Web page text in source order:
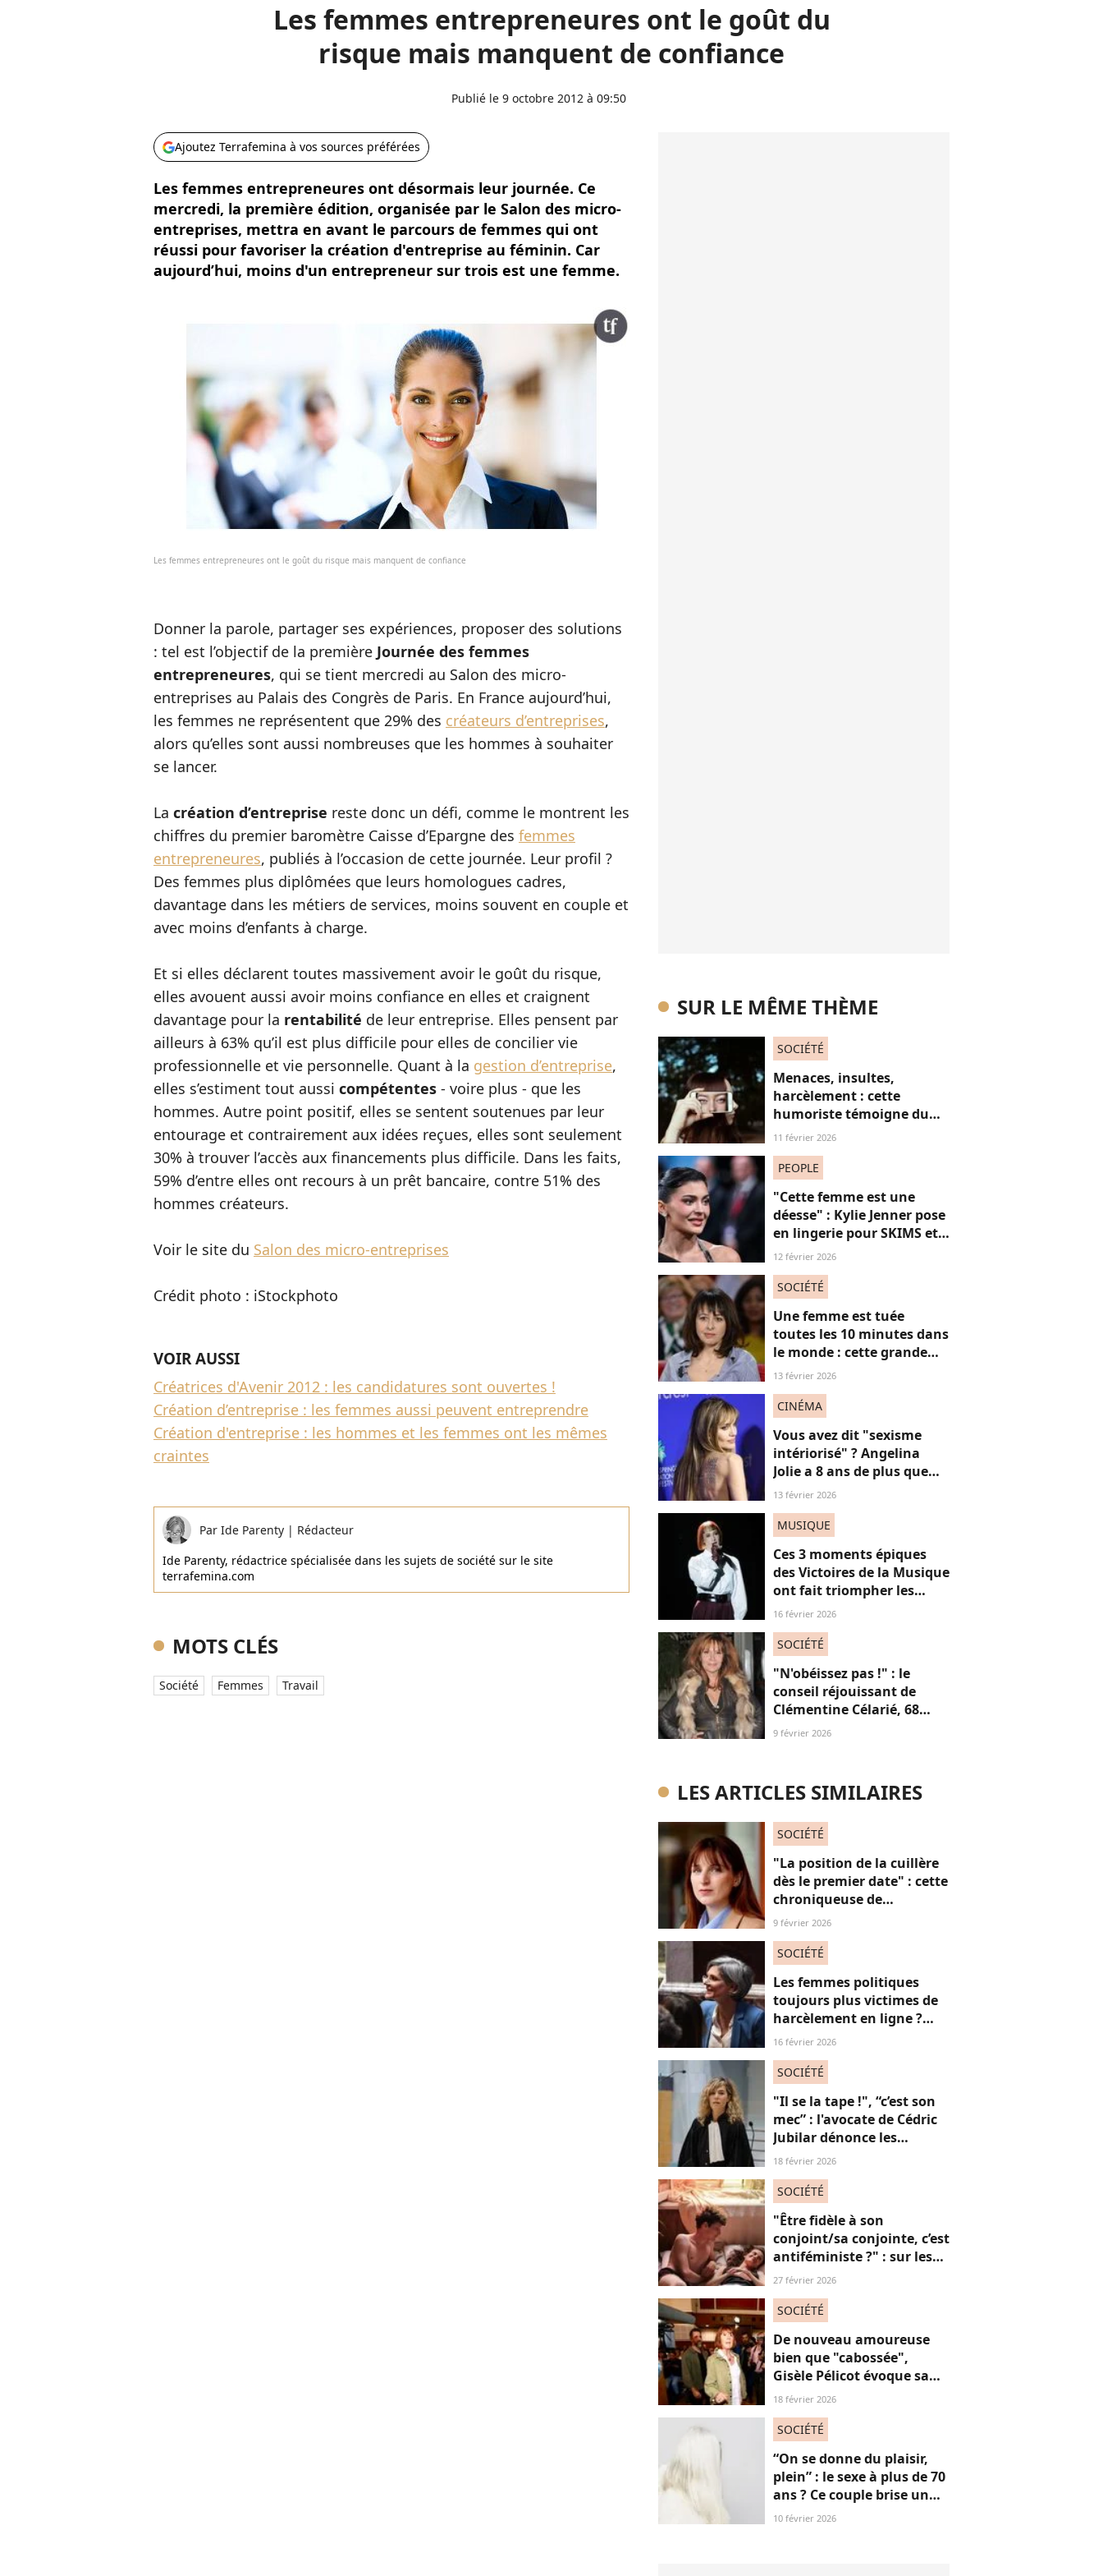
Les femmes entrepreneures ont le goût du
risque mais manquent de confiance
Publié le 9 octobre 2012 à 09:50
Ajoutez Terrafemina à vos sources préférées
Les femmes entrepreneures ont désormais leur journée. Ce
mercredi, la première édition, organisée par le Salon des micro-
entreprises, mettra en avant le parcours de femmes qui ont
réussi pour favoriser la création d'entreprise au féminin. Car
aujourd’hui, moins d'un entrepreneur sur trois est une femme.
Les femmes entrepreneures ont le goût du risque mais manquent de confiance
Donner la parole, partager ses expériences, proposer des solutions
: tel est l’objectif de la première Journée des femmes
entrepreneures, qui se tient mercredi au Salon des micro-
entreprises au Palais des Congrès de Paris. En France aujourd’hui,
les femmes ne représentent que 29% des créateurs d’entreprises,
alors qu’elles sont aussi nombreuses que les hommes à souhaiter
se lancer.
La création d’entreprise reste donc un défi, comme le montrent les
chiffres du premier baromètre Caisse d’Epargne des femmes
entrepreneures, publiés à l’occasion de cette journée. Leur profil ?
Des femmes plus diplômées que leurs homologues cadres,
davantage dans les métiers de services, moins souvent en couple et
avec moins d’enfants à charge.
Et si elles déclarent toutes massivement avoir le goût du risque,
elles avouent aussi avoir moins confiance en elles et craignent
davantage pour la rentabilité de leur entreprise. Elles pensent par
ailleurs à 63% qu’il est plus difficile pour elles de concilier vie
professionnelle et vie personnelle. Quant à la gestion d’entreprise,
elles s’estiment tout aussi compétentes - voire plus - que les
hommes. Autre point positif, elles se sentent soutenues par leur
entourage et contrairement aux idées reçues, elles sont seulement
30% à trouver l’accès aux financements plus difficile. Dans les faits,
59% d’entre elles ont recours à un prêt bancaire, contre 51% des
hommes créateurs.
Voir le site du Salon des micro-entreprises
Crédit photo : iStockphoto
VOIR AUSSI
Créatrices d'Avenir 2012 : les candidatures sont ouvertes !
Création d’entreprise : les femmes aussi peuvent entreprendre
Création d'entreprise : les hommes et les femmes ont les mêmes
craintes
Par Ide Parenty | Rédacteur
Ide Parenty, rédactrice spécialisée dans les sujets de société sur le site
terrafemina.com
MOTS CLÉS
Société Femmes Travail
SUR LE MÊME THÈME
SOCIÉTÉ
Menaces, insultes,
harcèlement : cette
humoriste témoigne du
sort des femmes sur les
11 février 2026
PEOPLE
"Cette femme est une
déesse" : Kylie Jenner pose
en lingerie pour SKIMS et
subjugue les internautes
12 février 2026
SOCIÉTÉ
Une femme est tuée
toutes les 10 minutes dans
le monde : cette grande
actrice et amie de Marie
fléau des féminicides
13 février 2026
CINÉMA
Vous avez dit "sexisme
intériorisé" ? Angelina
Jolie a 8 ans de plus que
Louis Garrel, son
rouges, et ça dérange... les
13 février 2026
MUSIQUE
Ces 3 moments épiques
des Victoires de la Musique
ont fait triompher les
femmes, mais surtout le
16 février 2026
SOCIÉTÉ
"N'obéissez pas !" : le
conseil réjouissant de
Clémentine Célarié, 68
ans, aux jeunes femmes
9 février 2026
LES ARTICLES SIMILAIRES
SOCIÉTÉ
"La position de la cuillère
dès le premier date" : cette
chroniqueuse de
Quotidien s'amuse de
absolument jubilatoire
9 février 2026
SOCIÉTÉ
Les femmes politiques
toujours plus victimes de
harcèlement en ligne ?
Une étude interroge ce
16 février 2026
SOCIÉTÉ
"Il se la tape !", “c’est son
mec” : l'avocate de Cédric
Jubilar dénonce les
réflexions misogynes
subissent toutes ses
consœurs
18 février 2026
SOCIÉTÉ
"Être fidèle à son
conjoint/sa conjointe, c’est
antiféministe ?" : sur les
réseaux sociaux, cette
27 février 2026
SOCIÉTÉ
De nouveau amoureuse
bien que "cabossée",
Gisèle Pélicot évoque sa
nouvelle vie avec
18 février 2026
SOCIÉTÉ
“On se donne du plaisir,
plein” : le sexe à plus de 70
ans ? Ce couple brise un
non-dit sur ces images
10 février 2026